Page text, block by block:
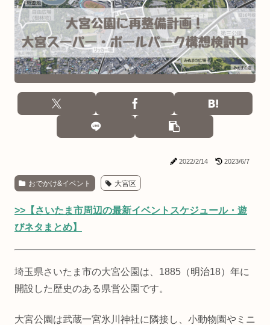
2022/2/14 2023/6/7
おでかけ&イベント 大宮区
>>【さいたま市周辺の最新イベントスケジュール・遊
びネタまとめ】
埼玉県さいたま市の大宮公園は、1885（明治18）年に
開設した歴史のある県営公園です。
大宮公園は武蔵一宮氷川神社に隣接し、小動物園やミニ